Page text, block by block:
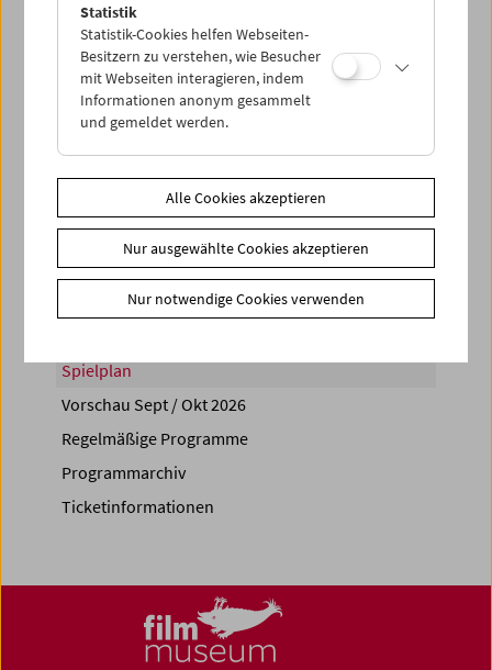
PROGRAMM ÜBERBLICK
Share on
Spielplan
Vorschau Sept / Okt 2026
Regelmäßige Programme
Programmarchiv
Ticketinformationen
Statistik
Statistik-Cookies helfen Webseiten-
Besitzern zu verstehen, wie Besucher
mit Webseiten interagieren, indem
Informationen anonym gesammelt
und gemeldet werden.
Alle Cookies akzeptieren
Nur ausgewählte Cookies akzeptieren
Nur notwendige Cookies verwenden